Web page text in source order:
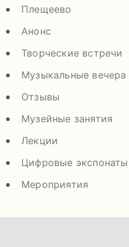
Плещеево
Анонс
Творческие встречи
Музыкальные вечера
Отзывы
Музейные занятия
Лекции
Цифровые экспонаты
Мероприятия